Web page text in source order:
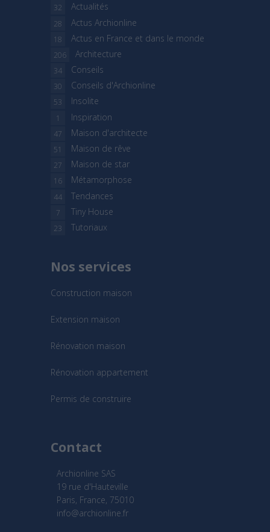
Actualités
32
Actus Archionline
28
Actus en France et dans le monde
18
Architecture
206
Conseils
34
Conseils d'Archionline
30
Insolite
53
Inspiration
1
Maison d'architecte
47
Maison de rêve
51
Maison de star
27
Métamorphose
16
Tendances
44
Tiny House
7
Tutoriaux
23
Nos services
Construction maison
Extension maison
Rénovation maison
Rénovation appartement
Permis de construire
Contact
Archionline SAS
19 rue d'Hauteville
Paris, France, 75010
info@archionline.fr